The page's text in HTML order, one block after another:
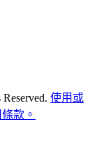
使用或
款。